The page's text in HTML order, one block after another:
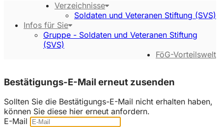
Verzeichnisse
Soldaten und Veteranen Stiftung (SVS)
Infos für Sie
Gruppe - Soldaten und Veteranen Stiftung
(SVS)
FöG-Vorteilswelt
Bestätigungs-E-Mail erneut zusenden
Sollten Sie die Bestätigungs-E-Mail nicht erhalten haben,
können Sie diese hier erneut anfordern.
E-Mail